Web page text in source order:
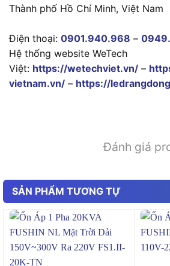
Thành phố Hồ Chí Minh, Việt Nam
Điện thoại: 0901.940.968 –
Hệ thống website WeTech
Việt: https://wetechviet.vn/ –
vietnam.vn/ – https://
Đánh giá
SẢN PHẨM TƯƠNG TỰ